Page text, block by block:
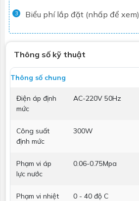
3 Biểu phí lắp đặt (nhấp để xem)
Thông số kỹ thuật
Thông số chung
Điện áp định
mức
AC-220V 50Hz
Công suất
định mức
300W
Phạm vi áp
lực nước
0.06-0.75Mpa
Phạm vi nhiệt
0 - 40 độ C